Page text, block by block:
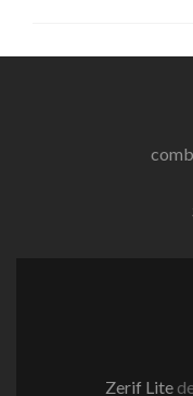
Zerif Lite